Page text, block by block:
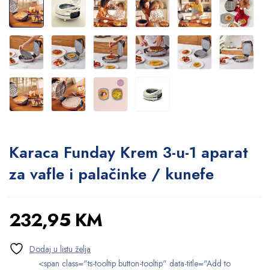
Karaca Funday Krem 3-u-1 aparat
za vafle i palačinke / kunefe
232,95 KM
<span class="ts-tooltip button-tooltip" data-title="Add to